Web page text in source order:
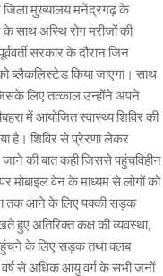
जिला मुख्यालय मनेंद्रगढ़ के
के साथ अस्थि रोग मरीजों की
सरकार के दौरान जिन
ब्लैकलिस्टेड किया जाएगा। साथ
लिए तत्काल उन्होंने अपने
में आयोजित स्वास्थ्य शिविर की
है। शिविर से प्रेरणा लेकर
की बात कही जिससे पहुंचविहीन
मोबाइल वेन के माध्यम से लोगों को
तक आने के लिए पक्की सड़क
हुए अतिरिक्त कक्ष की व्यवस्था,
के लिए सड़क तथा क्लब
वर्ष से अधिक आयु वर्ग के सभी जनों